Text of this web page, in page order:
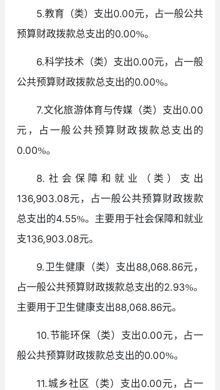
5.教育（类）支出0.00元，占一般公共
预算财政拨款总支出的0.00%。
6.科学技术（类）支出0.00元，占一般
公共预算财政拨款总支出的0.00%。
7.文化旅游体育与传媒（类）支出0.00
元，占一般公共预算财政拨款总支出的
0.00%。
8. 社会保障和就业（类）支出
136,903.08元，占一般公共预算财政拨款
总支出的4.55%。主要用于社会保障和就业
支136,903.08元。
9. 卫生健康（类）支出88,068.86元，
占一般公共预算财政拨款总支出的2.93%。
主要用于卫生健康支出88,068.86元。
10.节能环保（类）支出0.00元，占一
般公共预算财政拨款总支出的0.00%。
11.城乡社区（类）支出0.00元，占一